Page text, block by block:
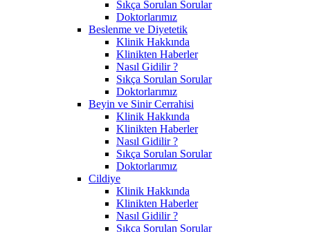
Sıkça Sorulan Sorular
Doktorlarımız
Beslenme ve Diyetetik
Klinik Hakkında
Klinikten Haberler
Nasıl Gidilir ?
Sıkça Sorulan Sorular
Doktorlarımız
Beyin ve Sinir Cerrahisi
Klinik Hakkında
Klinikten Haberler
Nasıl Gidilir ?
Sıkça Sorulan Sorular
Doktorlarımız
Cildiye
Klinik Hakkında
Klinikten Haberler
Nasıl Gidilir ?
Sıkça Sorulan Sorular